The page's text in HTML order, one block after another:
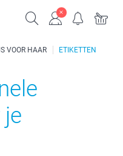
VOOR HAAR ETIKETTEN